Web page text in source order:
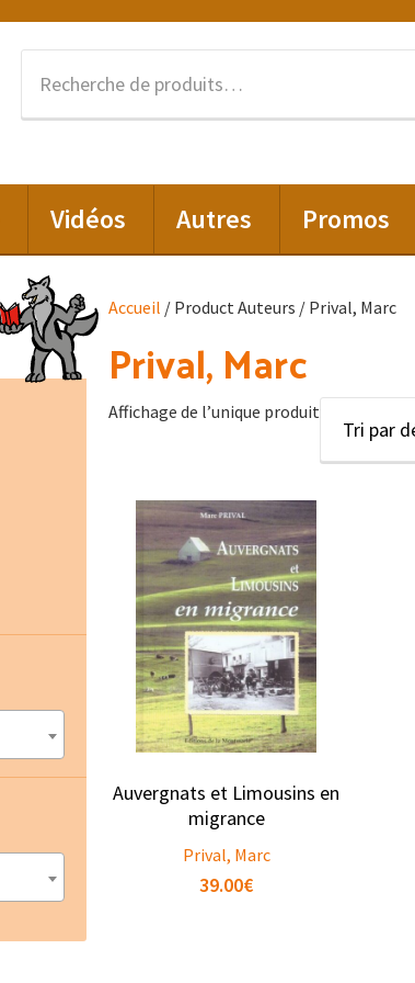
Vidéos Autres Promos
Accueil / Product Auteurs / Prival, Marc
Prival, Marc
Affichage de l’unique produit
Auvergnats et Limousins en
migrance
Prival, Marc
39.00€